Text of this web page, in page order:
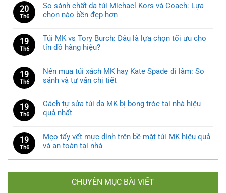
20
Th6
So sánh chất da túi Michael Kors và Coach: Lựa
chọn nào bền đẹp hơn
19
Th6
Túi MK vs Tory Burch: Đâu là lựa chọn tối ưu cho
tín đồ hàng hiệu?
19
Th6
Nên mua túi xách MK hay Kate Spade đi làm: So
sánh và tư vấn chi tiết
19
Th6
Cách tự sửa túi da MK bị bong tróc tại nhà hiệu
quả nhất
19
Th6
Mẹo tẩy vết mực dính trên bề mặt túi MK hiệu quả
và an toàn tại nhà
CHUYÊN MỤC BÀI VIẾT